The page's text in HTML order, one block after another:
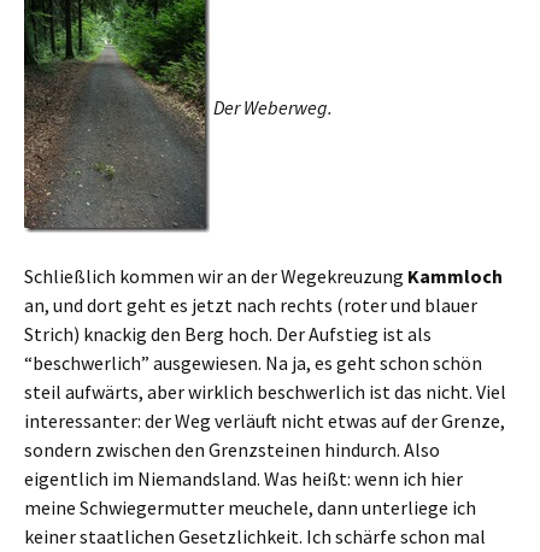
Der Weberweg.
Schließlich kommen wir an der Wegekreuzung Kammloch
an, und dort geht es jetzt nach rechts (roter und blauer
Strich) knackig den Berg hoch. Der Aufstieg ist als
“beschwerlich” ausgewiesen. Na ja, es geht schon schön
steil aufwärts, aber wirklich beschwerlich ist das nicht. Viel
interessanter: der Weg verläuft nicht etwas auf der Grenze,
sondern zwischen den Grenzsteinen hindurch. Also
eigentlich im Niemandsland. Was heißt: wenn ich hier
meine Schwiegermutter meuchele, dann unterliege ich
keiner staatlichen Gesetzlichkeit. Ich schärfe schon mal